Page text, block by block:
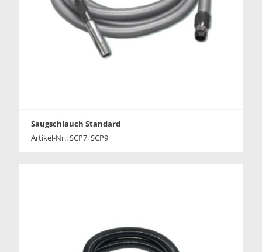
Saugschlauch Standard
Artikel-Nr.: SCP7, SCP9